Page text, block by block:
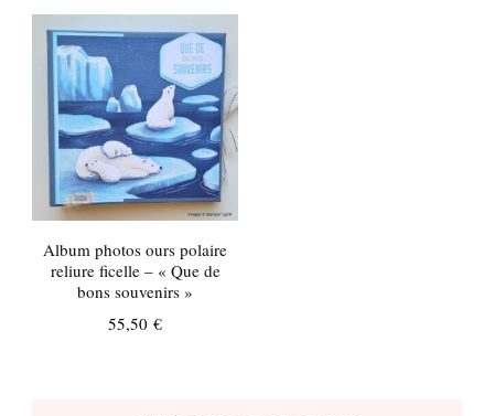
Album photos ours polaire
reliure ficelle – « Que de
bons souvenirs »
55,50€